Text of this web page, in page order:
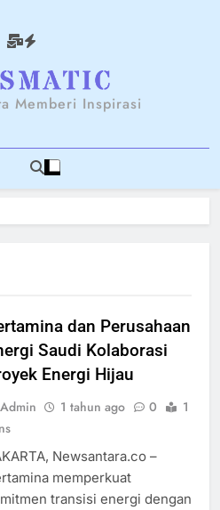
Memberi Inspirasi
dan Perusahaan
Saudi Kolaborasi
Energi Hijau
Admin 1 tahun ago 0
1
Newsantara.co –
memperkuat
transisi energi dengan